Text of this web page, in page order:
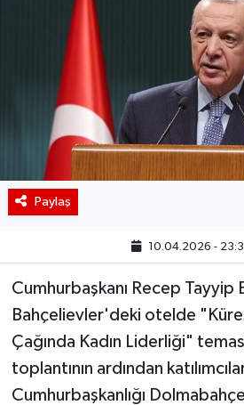
Paylaş
10.04.2026 -
Cumhurbaşkanı Recep Tayyip
Bahçelievler'deki otelde
Çağında Kadın Liderliği"
toplantının ardından
Cumhurbaşkanlığı
Kiripto Para Piyasası
Gizlilik Sözleşmesi
Hakkımızda
İletişim